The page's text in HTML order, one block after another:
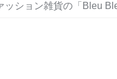
ション雑貨の「Bleu